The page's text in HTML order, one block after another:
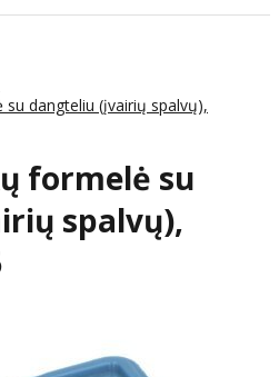
dangteliu (įvairių spalvų),
formelė su
spalvų),